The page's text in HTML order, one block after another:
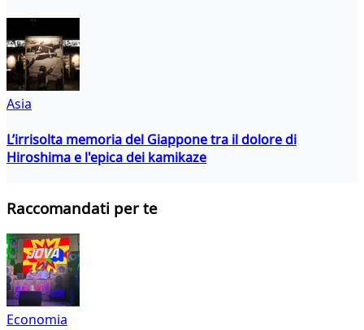
Asia
L’irrisolta memoria del Giappone tra il dolore di
Hiroshima e l'epica dei kamikaze
Raccomandati per te
Economia